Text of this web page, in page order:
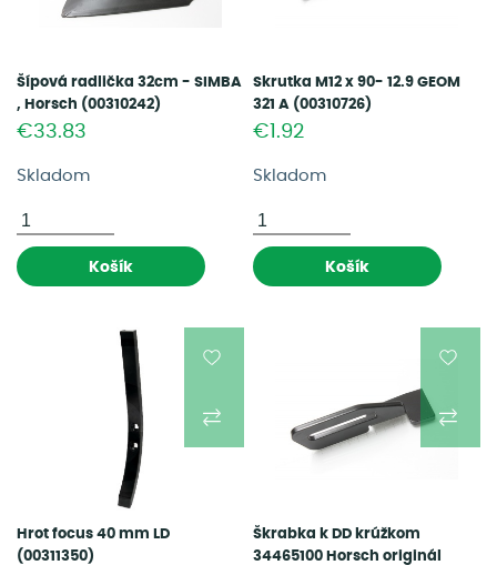
Šípová radlička 32cm - SIMBA
, Horsch (00310242)
€33.83
Skladom
Košík
Skrutka M12 x 90- 12.9 GEOM
321 A (00310726)
€1.92
Skladom
Košík
Hrot focus 40 mm LD
(00311350)
Škrabka k DD krúžkom
34465100 Horsch originál